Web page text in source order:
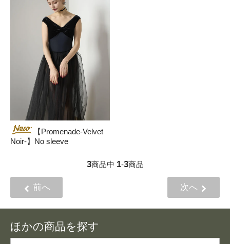
【Promenade-Velvet
Noir-】No sleeve
3商品中 1-3商品
前へ 次へ
ほかの商品を探す